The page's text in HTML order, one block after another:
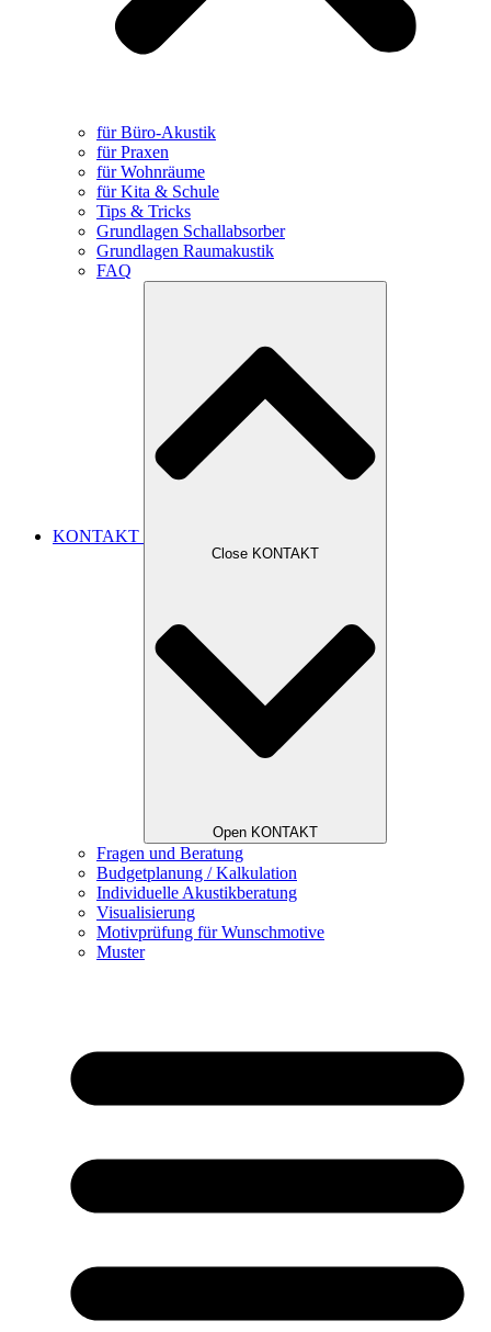
für Büro-Akustik
für Praxen
für Wohnräume
für Kita & Schule
Tips & Tricks
Grundlagen Schallabsorber
Grundlagen Raumakustik
FAQ
KONTAKT
Close KONTAKT
Open KONTAKT
Fragen und Beratung
Budgetplanung / Kalkulation
Individuelle Akustikberatung
Visualisierung
Motivprüfung für Wunschmotive
Muster